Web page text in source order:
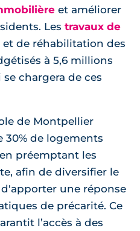
et améliorer
Les travaux de
et de réhabilitation des
à 5,6 millions
se chargera de ces
de Montpellier
de logements
préemptant les
afin de diversifier le
une réponse
de précarité. Ce
l’accès à des